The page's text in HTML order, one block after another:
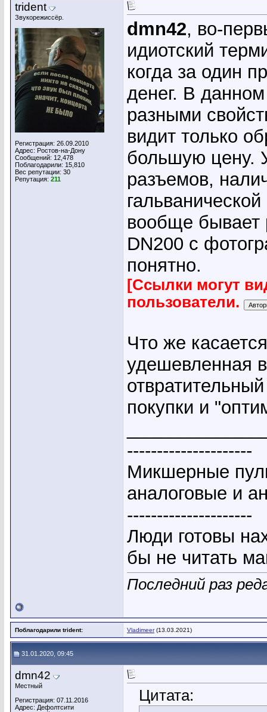
trident
Звукорежиссёр.
Регистрация: 26.09.2010
Адрес: Ростов-на-Дону
Сообщений: 12,478
Поблагодарили: 15,810
Вес репутации: 30
Репутация: 211
dmn42, во-
идиотский
когда за один
денег. В
разными
видит только
большую цену.
разъемов,
вообще бывает
DN200 c
понятно.
[Ссылки могут
пользователи.
Что же
удешевленная
покупки и
---------------------
Микшерные
аналоговые и
---------------------
Люди готовы
бы не читать
Последний раз
Поблагодарили trident: Vladimeer(13.03.2021)
31.01.2020, 09:45
dmn42
Местный
Регистрация: 07.11.2016
Адрес: Дефолтсити
Цитата: